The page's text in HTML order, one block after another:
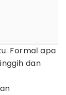
Formal apa
dan